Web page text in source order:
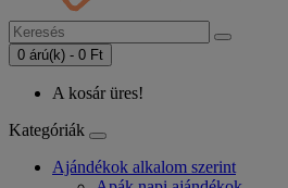
0 árú(k) - 0 Ft
A kosár üres!
Kategóriák
Ajándékok alkalom szerint